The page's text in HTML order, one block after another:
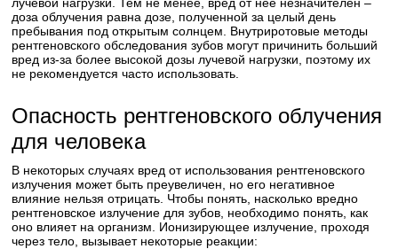
доза облучения равна дозе, полученной за целый день
пребывания под открытым солнцем. Внутриротовые методы
рентгеновского обследования зубов могут причинить больший
вред из-за более высокой дозы лучевой нагрузки, поэтому их
не рекомендуется часто использовать.
Опасность рентгеновского облучения
для человека
В некоторых случаях вред от использования рентгеновского
излучения может быть преувеличен, но его негативное
влияние нельзя отрицать. Чтобы понять, насколько вредно
рентгеновское излучение для зубов, необходимо понять, как
оно влияет на организм. Ионизирующее излучение, проходя
через тело, вызывает некоторые реакции: